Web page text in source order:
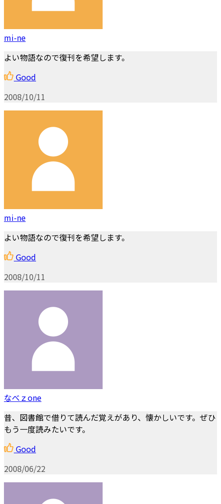
mi-ne
よい物語なので復刊を希望します。
Good
2008/10/11
mi-ne
よい物語なので復刊を希望します。
Good
2008/10/11
なべｚone
昔、図書館で借りて読んだ覚えがあり、懐かしいです。ぜひ
もう一度読みたいです。
Good
2008/06/22